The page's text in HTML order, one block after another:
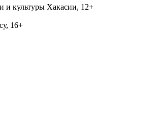
и культуры Хакасии, 12+
16+